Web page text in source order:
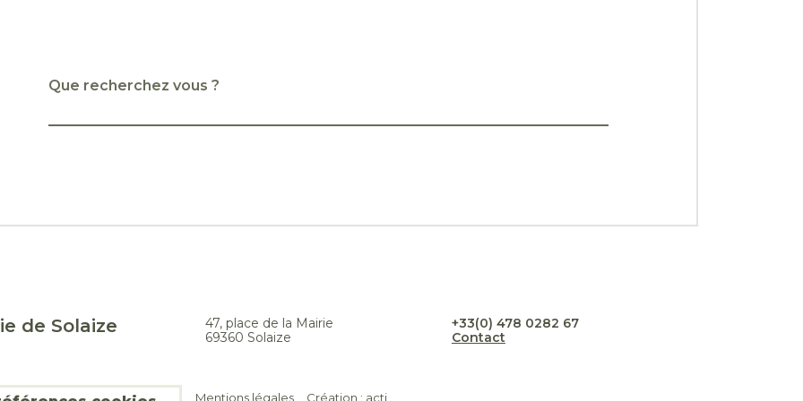
Que recherchez vous ?
de Solaize
47, place de la Mairie
69360 Solaize
+33(0) 478 0282 67
Contact
Mentions légales Création : acti